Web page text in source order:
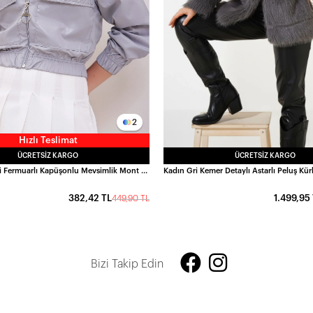
Hızlı Teslimat
2
ÜCRETSIZ KARGO
Kadın Gri Cepli Fermuarlı Kapüşonlu Mevsimlik Mont HZL24W-DSB12501
449,90 TL
382,42 TL
ÜCRETSIZ KARGO
1.499,95
Bizi Takip Edin